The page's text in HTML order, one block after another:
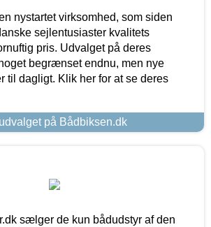
nystartet virksomhed, som siden
sejlentusiaster kvalitets
pris. Udvalget på deres
begrænset endnu, men nye
til dagligt. Klik her for at se deres
på Bådbiksen.dk
sælger de kun bådudstyr af den